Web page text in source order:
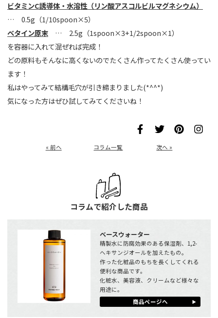
ビタミンC誘導体・水溶性（リン酸アスコルビルマグネシウム）
… 0.5g（1/10spoon×5）
ベタイン原末 … 2.5g（1spoon×3+1/2spoon×1）
を容器に入れて混ぜれば完成！
どの原料もそんなに高くないのでたくさん作ってたくさん使ってい
ます！
私はやってみて結構毛穴が引き締まりました(*^^*)
気になった方はぜひ試してみてくださいね！
« 前へ コラム一覧 次へ »
コラムで紹介した商品
ベースウォーター
精製水に防腐効果のある保湿剤、1,2-
ヘキサンジオールを加えたもの。
作った化粧品のもちを長くしてくれる
便利な商品です。
化粧水、美容液、クリームなど様々な
用途に。
商品ページへ